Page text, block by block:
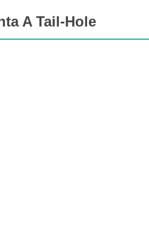
A Tail-Hole